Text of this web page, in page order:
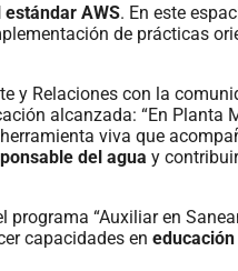
AWS. En este
de prácticas
y Relaciones con la
alcanzada: “En Planta
viva que
del agua y
“Auxiliar en
capacidades en